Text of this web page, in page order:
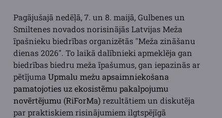
Pagājušajā nedēļā, 7. un 8. maijā, Gulbenes un
Smiltenes novados norisinājās Latvijas Meža
īpašnieku biedrības organizētās "Meža zināšanu
dienas 2026". To laikā dalībnieki apmeklēja gan
biedrības biedru meža īpašumus, gan iepazinās ar
pētījuma Upmalu mežu apsaimniekošana
pamatojoties uz ekosistēmu pakalpojumu
novērtējumu (RiForMa)rezultātiem un diskutēja
par praktiskiem risinājumiem ilgtspējīgā